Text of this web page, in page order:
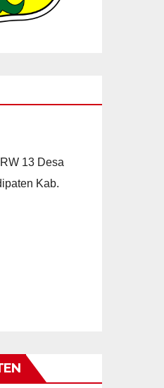
13 Desa
Kab.